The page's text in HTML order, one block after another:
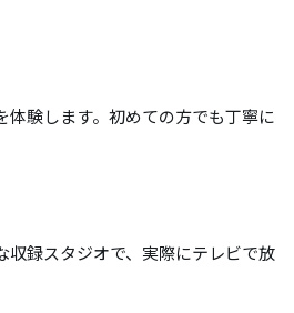
験します。初めての方でも丁寧に
録スタジオで、実際にテレビで放